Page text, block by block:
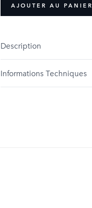
AJOUTER AU PANIER
Description
Informations Techniques